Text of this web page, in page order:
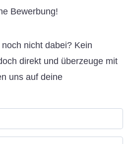
Bewerbung!
nicht dabei? Kein
direkt und überzeuge mit
uns auf deine